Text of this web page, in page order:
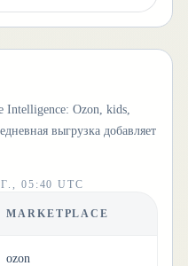
Intelligence: Ozon, kids,
выгрузка добавляет
05:40 UTC
MARKETPLACE
ozon